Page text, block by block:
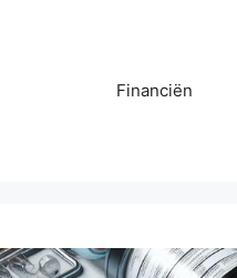
Financiën